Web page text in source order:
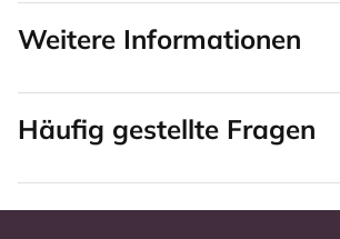
Weitere Informationen
Häufig gestellte Fragen